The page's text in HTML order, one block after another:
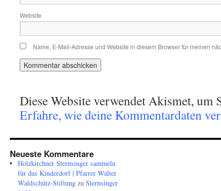
Website
Name, E-Mail-Adresse und Website in diesem Browser für meinen
Diese Website verwendet Akismet, um
Erfahre, wie deine Kommentardaten
Neueste Kommentare
Holzkirchner Sternsinger sammeln
für das Kinderdorf | Pfarrer Walter
Waldschütz-Stiftungzu Sternsinger